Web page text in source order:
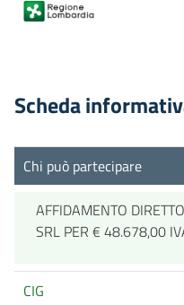
Scheda
Chi può partecipare
AFFIDAMENTO
SRL PER € 48.678,00
CIG